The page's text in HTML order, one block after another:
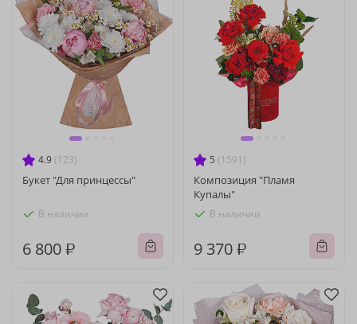
4.9 (123)
Букет "Для принцессы"
В наличии
6 800 ₽
5 (1591)
Композиция "Пламя
Купалы"
В наличии
9 370 ₽